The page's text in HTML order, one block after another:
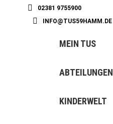
02381 9755900
INFO@TUS59HAMM.DE
MEIN TUS
ABTEILUNGEN
KINDERWELT